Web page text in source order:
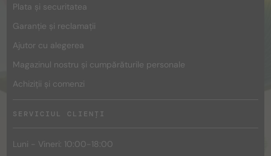
Plata și securitatea
Garanție și reclamații
Ajutor cu alegerea
Magazinul nostru și cumpărăturile personale
Achiziții și comenzi
SERVICIUL CLIENȚI
Luni - Vineri: 10:00-18:00